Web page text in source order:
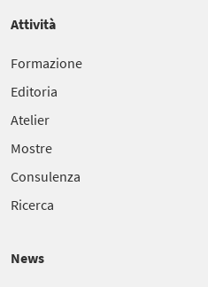
Attività
Formazione
Editoria
Atelier
Mostre
Consulenza
Ricerca
News